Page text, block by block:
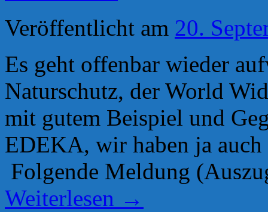
Veröffentlicht am 20.
Es geht offenbar wieder
Naturschutz, der World
mit gutem Beispiel und
EDEKA, wir haben ja auch
Folgende Meldung
Weiterlesen →